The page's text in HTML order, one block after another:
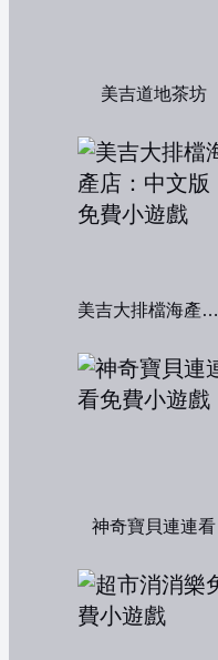
美吉道地茶坊
美吉大排檔海產店：中文版
神奇寶貝連連看